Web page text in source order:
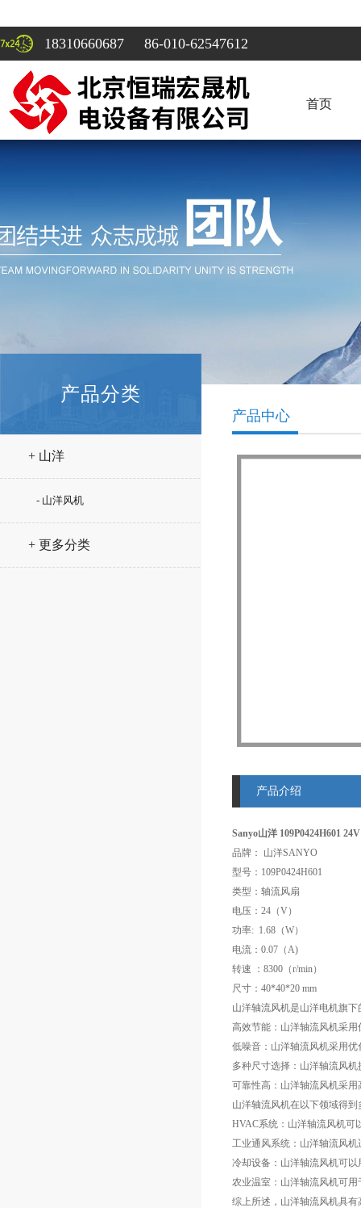
18310660687 86-010-62547612
首页
产品分类
+ 山洋
- 山洋风机
+ 更多分类
产品中心
产品介绍
Sanyo山洋 109P0424H601
品牌： 山洋SANYO
型号：109P0424H601
类型：轴流风扇
电压：24（V）
功率: 1.68（W）
电流：0.07（A)
转速 ：8300（r/min）
尺寸：40*40*20 mm
山洋轴流风机是山洋电机旗
高效节能：山洋轴流风机采
低噪音：山洋轴流风机采用
多种尺寸选择：山洋轴流风
可靠性高：山洋轴流风机采
山洋轴流风机在以下领域得到
HVAC系统：山洋轴流风机可
工业通风系统：山洋轴流风
冷却设备：山洋轴流风机可
农业温室：山洋轴流风机可
综上所述，山洋轴流风机具